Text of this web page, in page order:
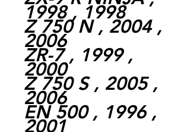
1998 , 1998
Z 750 N , 2004 ,
2006
ZR-7 , 1999 ,
2000
Z 750 S , 2005 ,
2006
EN 500 , 1996 ,
2001